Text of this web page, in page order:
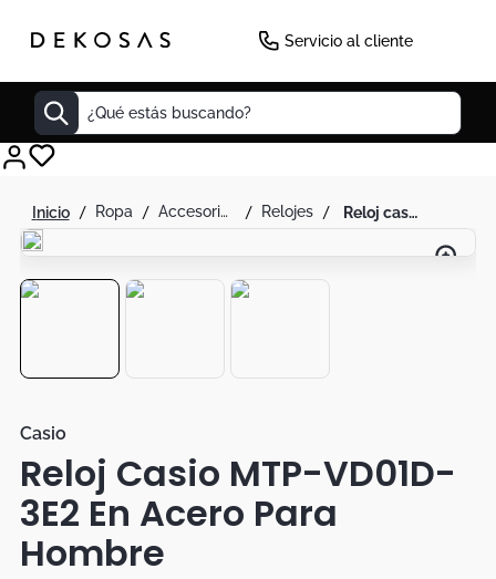
Servicio al cliente
¿Qué estás buscando?
ropa accesorios de moda relojes reloj casio mtp-vd01d-3e2 en acero para hombre
Casio
Reloj Casio MTP-VD01D-
3E2 En Acero Para
Hombre
Decoracion
Cuadro
Sillas
Duvet
Botas
Dko